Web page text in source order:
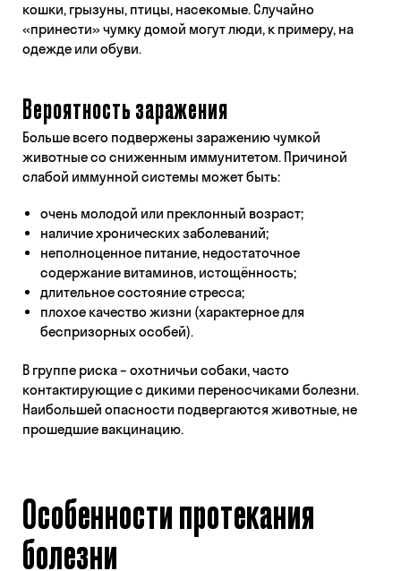
кошки, грызуны, птицы, насекомые. Случайно
«принести» чумку домой могут люди, к примеру, на
одежде или обуви.
Вероятность заражения
Больше всего подвержены заражению чумкой
животные со сниженным иммунитетом. Причиной
слабой иммунной системы может быть:
очень молодой или преклонный возраст;
наличие хронических заболеваний;
неполноценное питание, недостаточное
содержание витаминов, истощённость;
длительное состояние стресса;
плохое качество жизни (характерное для
беспризорных особей).
В группе риска – охотничьи собаки, часто
контактирующие с дикими переносчиками болезни.
Наибольшей опасности подвергаются животные, не
прошедшие вакцинацию.
Особенности протекания
болезни